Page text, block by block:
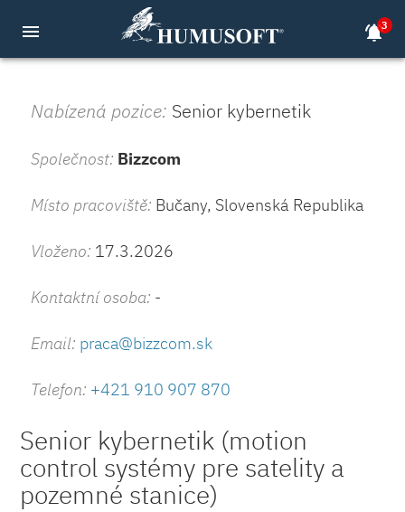
menu notifications_active3
Nabízená pozice: Senior kybernetik
Společnost: Bizzcom
Místo pracoviště: Bučany, Slovenská Republika
Vloženo: 17.3.2026
Kontaktní osoba: -
Email: praca@bizzcom.sk
Telefon: +421 910 907 870
Senior kybernetik (motion
control systémy pre satelity a
pozemné stanice)